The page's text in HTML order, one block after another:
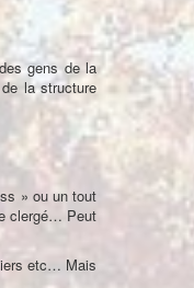
gens de la
la structure
» ou un tout
clergé… Peut
etc… Mais